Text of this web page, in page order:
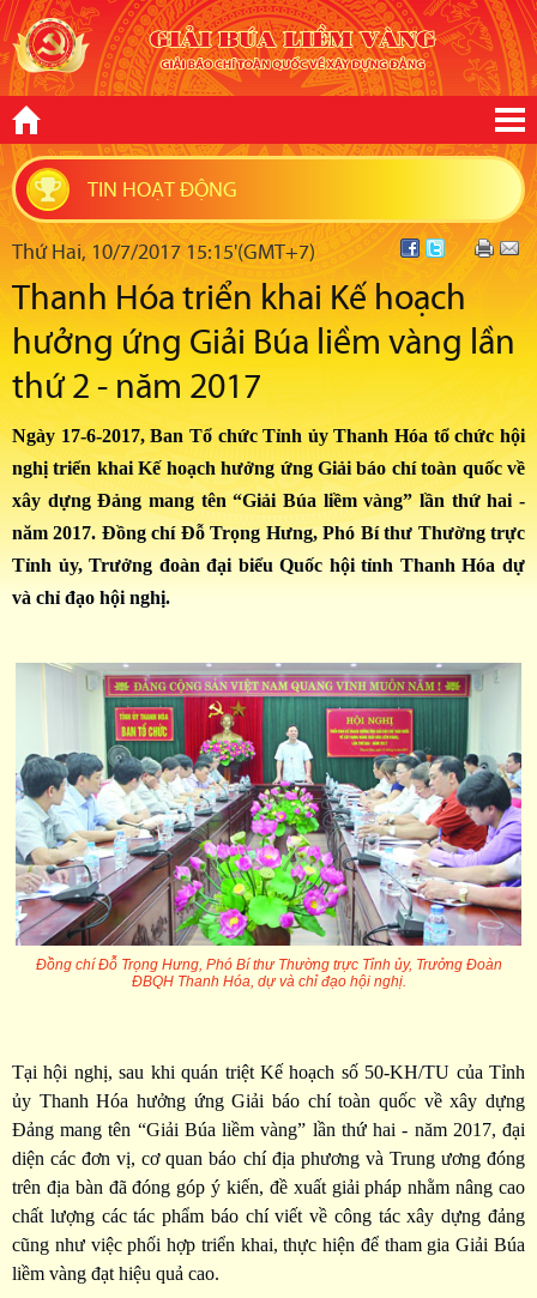
TIN HOẠT ĐỘNG
Thứ Hai, 10/7/2017 15:15'(GMT+7)
Thanh Hóa triển khai Kế hoạch
hưởng ứng Giải Búa liềm vàng lần
thứ 2 - năm 2017
Ngày 17-6-2017, Ban Tổ chức Tỉnh ủy Thanh Hóa tổ chức hội
nghị triển khai Kế hoạch hưởng ứng Giải báo chí toàn quốc về
xây dựng Đảng mang tên “Giải Búa liềm vàng” lần thứ hai -
năm 2017. Đồng chí Đỗ Trọng Hưng, Phó Bí thư Thường trực
Tỉnh ủy, Trưởng đoàn đại biểu Quốc hội tỉnh Thanh Hóa dự
và chỉ đạo hội nghị.
Đồng chí Đỗ Trọng Hưng, Phó Bí thư Thường trực Tỉnh ủy, Trưởng Đoàn
ĐBQH Thanh Hóa, dự và chỉ đạo hội nghị.
Tại hội nghị, sau khi quán triệt Kế hoạch số 50-KH/TU của Tỉnh
ủy Thanh Hóa hưởng ứng Giải báo chí toàn quốc về xây dựng
Đảng mang tên “Giải Búa liềm vàng” lần thứ hai - năm 2017, đại
diện các đơn vị, cơ quan báo chí địa phương và Trung ương đóng
trên địa bàn đã đóng góp ý kiến, đề xuất giải pháp nhằm nâng cao
chất lượng các tác phẩm báo chí viết về công tác xây dựng đảng
cũng như việc phối hợp triển khai, thực hiện để tham gia Giải Búa
liềm vàng đạt hiệu quả cao.